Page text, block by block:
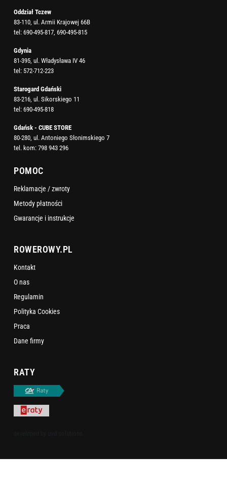
Oddział Tczew
83-110, ul. Armii Krajowej 66B
tel: 690-495-817 690-495-815
Gdynia
81-395, ul. Władysława IV 46
tel: 572-712-223
Starogard Gdański
83-216, ul. Sikorskiego 11
tel: 690-495-818
Gdańsk - CUBE STORE
80-280, ul. Antoniego Słonimskiego 7
tel. kom: 798 943 296
POMOC
Reklamacje / zwroty
Metody płatności
Gwarancje i instrukcje
ROWEROWY.PL
Kontakt
O nas
Regulamin
Polityka Cookies
Praca
Dane firmy
RATY